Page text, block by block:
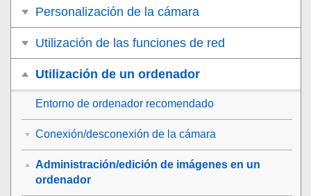
Personalización de la cámara
Utilización de las funciones de red
Utilización de un ordenador
Entorno de ordenador recomendado
Conexión/desconexión de la cámara
Administración/edición de imágenes en un
ordenador